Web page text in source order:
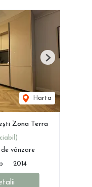
Harta
Next
Zona Terra
vânzare
2014